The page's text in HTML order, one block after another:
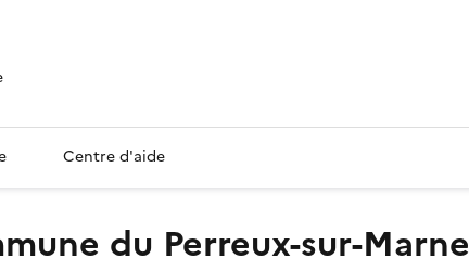
Centre d'aide
du Perreux-sur-Marne